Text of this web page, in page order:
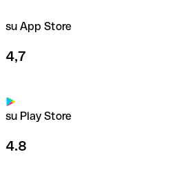
su App Store
4,7
su Play Store
4.8